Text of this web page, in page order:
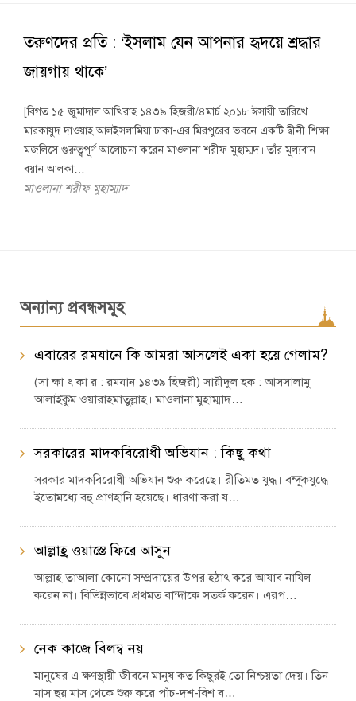
তরুণদের প্রতি : ‘ইসলাম যেন আপনার হৃদয়ে শ্রদ্ধার
জায়গায় থাকে’
[বিগত ১৫ জুমাদাল আখিরাহ ১৪৩৯ হিজরী/৪মার্চ ২০১৮ ঈসায়ী তারিখে
মারকাযুদ দাওয়াহ আলইসলামিয়া ঢাকা-এর মিরপুরের ভবনে একটি দ্বীনী শিক্ষা
মজলিসে গুরুত্বপূর্ণ আলোচনা করেন মাওলানা শরীফ মুহাম্মদ। তাঁর মূল্যবান
বয়ান আলকা…
মাওলানা শরীফ মুহাম্মাদ
অন্যান্য প্রবন্ধসমূহ
এবারের রমযানে কি আমরা আসলেই একা হয়ে গেলাম?
(সা ক্ষা ৎ কা র : রমযান ১৪৩৯ হিজরী) সায়ীদুল হক : আসসালামু
আলাইকুম ওয়ারাহমাতুল্লাহ। মাওলানা মুহাম্মাদ…
সরকারের মাদকবিরোধী অভিযান : কিছু কথা
সরকার মাদকবিরোধী অভিযান শুরু করেছে। রীতিমত যুদ্ধ। বন্দুকযুদ্ধে
ইতোমধ্যে বহু প্রাণহানি হয়েছে। ধারণা করা য…
আল্লাহ্র ওয়াস্তে ফিরে আসুন
আল্লাহ তাআলা কোনো সম্প্রদায়ের উপর হঠাৎ করে আযাব নাযিল
করেন না। বিভিন্নভাবে প্রথমত বান্দাকে সতর্ক করেন। এরপ…
নেক কাজে বিলম্ব নয়
মানুষের এ ক্ষণস্থায়ী জীবনে মানুষ কত কিছুরই তো নিশ্চয়তা দেয়। তিন
মাস ছয় মাস থেকে শুরু করে পাঁচ-দশ-বিশ ব…